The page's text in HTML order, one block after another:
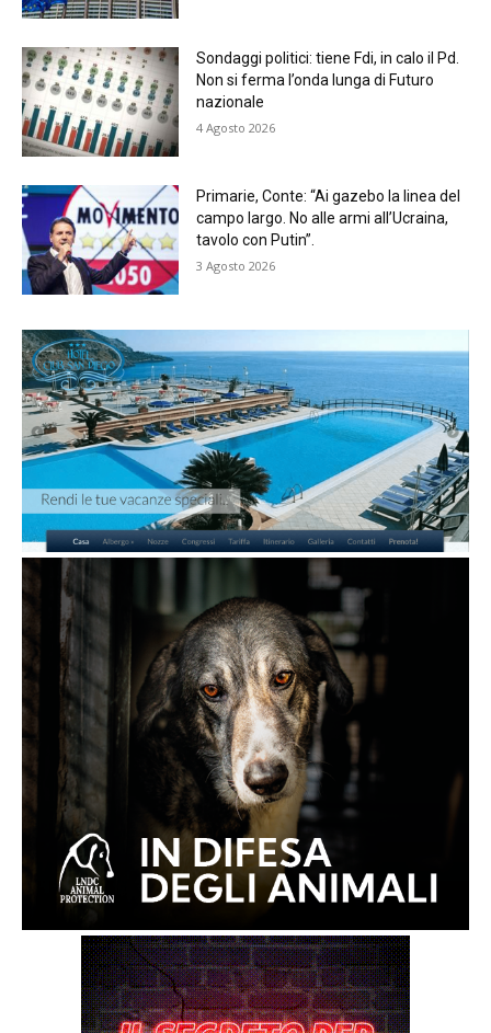
Sondaggi politici: tiene Fdi, in calo il Pd.
Non si ferma l’onda lunga di Futuro
nazionale
4 Agosto 2026
Primarie, Conte: “Ai gazebo la linea del
campo largo. No alle armi all’Ucraina,
tavolo con Putin”.
3 Agosto 2026